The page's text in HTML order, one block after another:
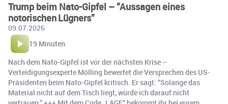
Trump beim Nato-Gipfel – ”Aussagen eines
notorischen Lügners”
09.07.2026
19 Minuten
Nach dem Nato-Gipfel ist vor der nächsten Krise –
Verteidigungsexperte Mölling bewertet die Versprechen des US-
Präsidenten beim Nato-Gipfel kritisch. Er sagt: “Solange das
Material nicht auf dem Tisch liegt, würde ich darauf nicht